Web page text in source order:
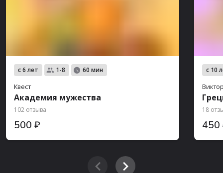
с 6 лет 1-8 60 мин
Квест
Академия мужества
102 отзыва
500 ₽
с 10
18
450